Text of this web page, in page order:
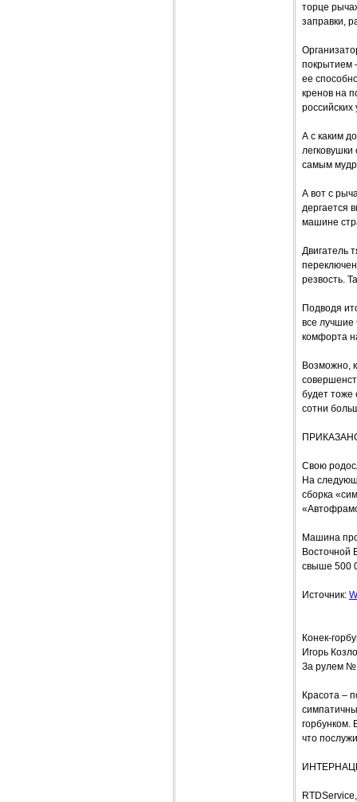
торце
заправки,
покрытием
ее
кренов на
российских
А с каким
самым
А вот с
дергается
машине
Двигатель
резвость.
Подводя
все лучшие
комфорта
Возможно,
будет тоже
сотни
Свою
На
сборка
Машина
Восточной
свыше 500
Источник:
Конек-
Игорь
За рулем
Красота –
горбунком.
что